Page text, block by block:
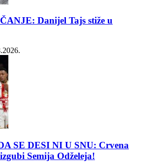
Danijel Tajs stiže u
SE DESI NI U SNU: Crvena
Semija Odželeja!